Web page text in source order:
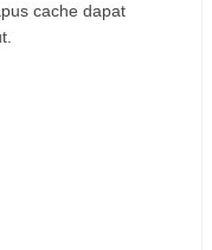
cache dapat